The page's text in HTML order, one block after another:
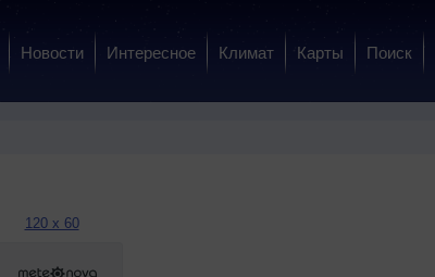
Новости Интересное Климат Карты Поиск
120 x 60